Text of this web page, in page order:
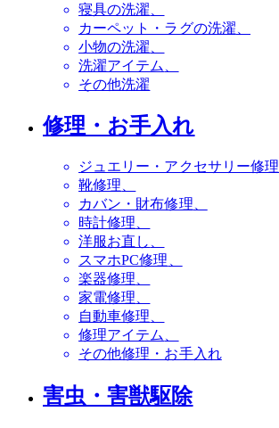
寝具の洗濯
カーペット・ラグの洗濯
小物の洗濯
洗濯アイテム
その他洗濯
修理・お手入れ
ジュエリー・アクセサリー修理
靴修理
カバン・財布修理
時計修理
洋服お直し
スマホPC修理
楽器修理
家電修理
自動車修理
修理アイテム
その他修理・お手入れ
害虫・害獣駆除